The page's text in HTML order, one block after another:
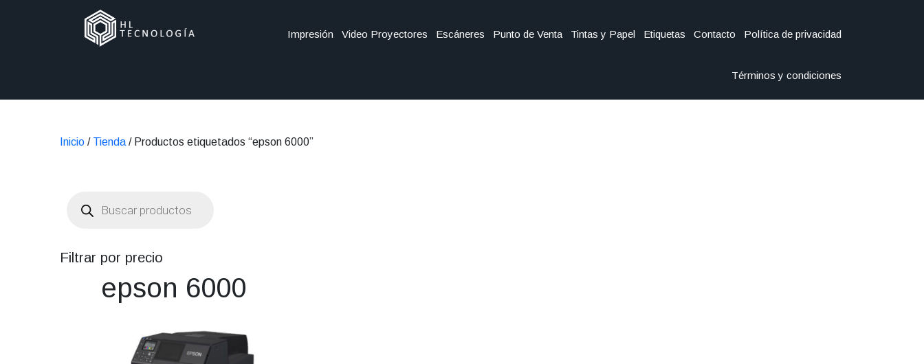
Impresión Video Proyectores Escáneres Punto de Venta Tintas y Papel Etiquetas Contacto Política de privacidad
Términos y condiciones
Inicio / Tienda / Productos etiquetados “epson 6000”
productos
Filtrar por precio
epson 6000